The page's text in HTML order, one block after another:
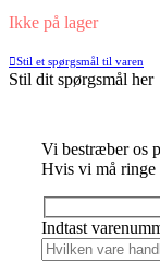
Ikke på lager
Stil et spørgsmål til varen
Stil dit spørgsmål her
Vi bestræber os
Hvis vi må ringe
Indtast